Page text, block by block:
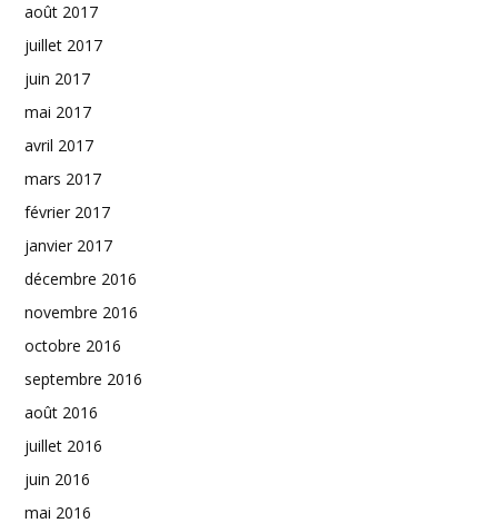
août 2017
juillet 2017
juin 2017
mai 2017
avril 2017
mars 2017
février 2017
janvier 2017
décembre 2016
novembre 2016
octobre 2016
septembre 2016
août 2016
juillet 2016
juin 2016
mai 2016